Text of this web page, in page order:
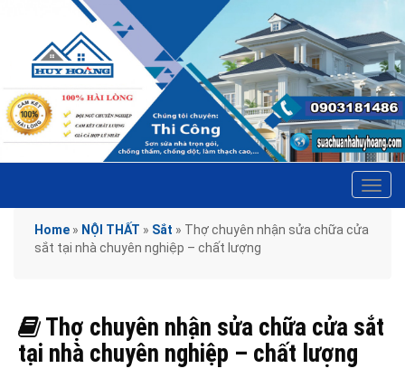
Home » NỘI THẤT » Sắt » Thợ chuyên nhận sửa chữa cửa
sắt tại nhà chuyên nghiệp – chất lượng
Thợ chuyên nhận sửa chữa cửa sắt
tại nhà chuyên nghiệp – chất lượng